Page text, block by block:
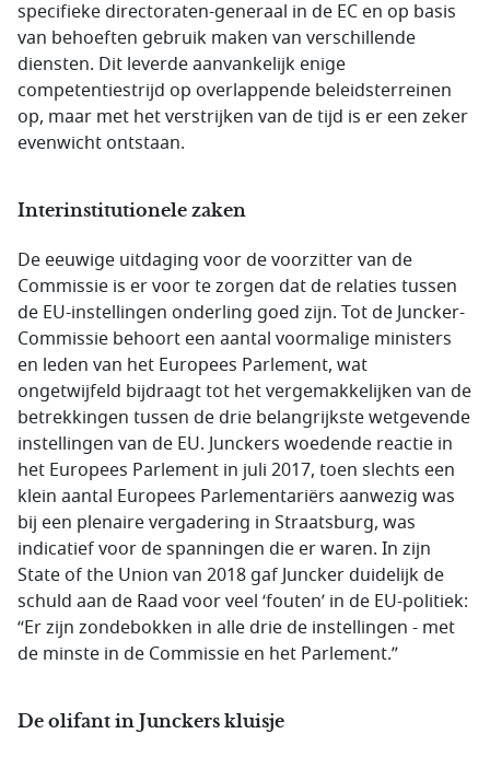
specifieke directoraten-generaal in de EC en op basis
van behoeften gebruik maken van verschillende
diensten. Dit leverde aanvankelijk enige
competentiestrijd op overlappende beleidsterreinen
op, maar met het verstrijken van de tijd is er een zeker
evenwicht ontstaan.
Interinstitutionele zaken
De eeuwige uitdaging voor de voorzitter van de
Commissie is er voor te zorgen dat de relaties tussen
de EU-instellingen onderling goed zijn. Tot de Juncker-
Commissie behoort een aantal voormalige ministers
en leden van het Europees Parlement, wat
ongetwijfeld bijdraagt ​​tot het vergemakkelijken van de
betrekkingen tussen de drie belangrijkste wetgevende
instellingen van de EU. Junckers woedende reactie in
het Europees Parlement in juli 2017, toen slechts een
klein aantal Europees Parlementariërs aanwezig was
bij een plenaire vergadering in Straatsburg, was
indicatief voor de spanningen die er waren. In zijn
State of the Union van 2018 gaf Juncker duidelijk de
schuld aan de Raad voor veel ‘fouten’ in de EU-politiek:
“Er zijn zondebokken in alle drie de instellingen - met
de minste in de Commissie en het Parlement.”
De olifant in Junckers kluisje